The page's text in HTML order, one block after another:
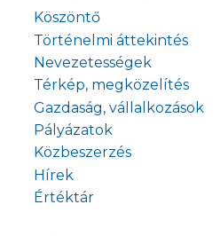
Köszöntő
Történelmi áttekintés
Nevezetességek
Térkép, megközelítés
Gazdaság, vállalkozások
Pályázatok
Közbeszerzés
Hírek
Értéktár